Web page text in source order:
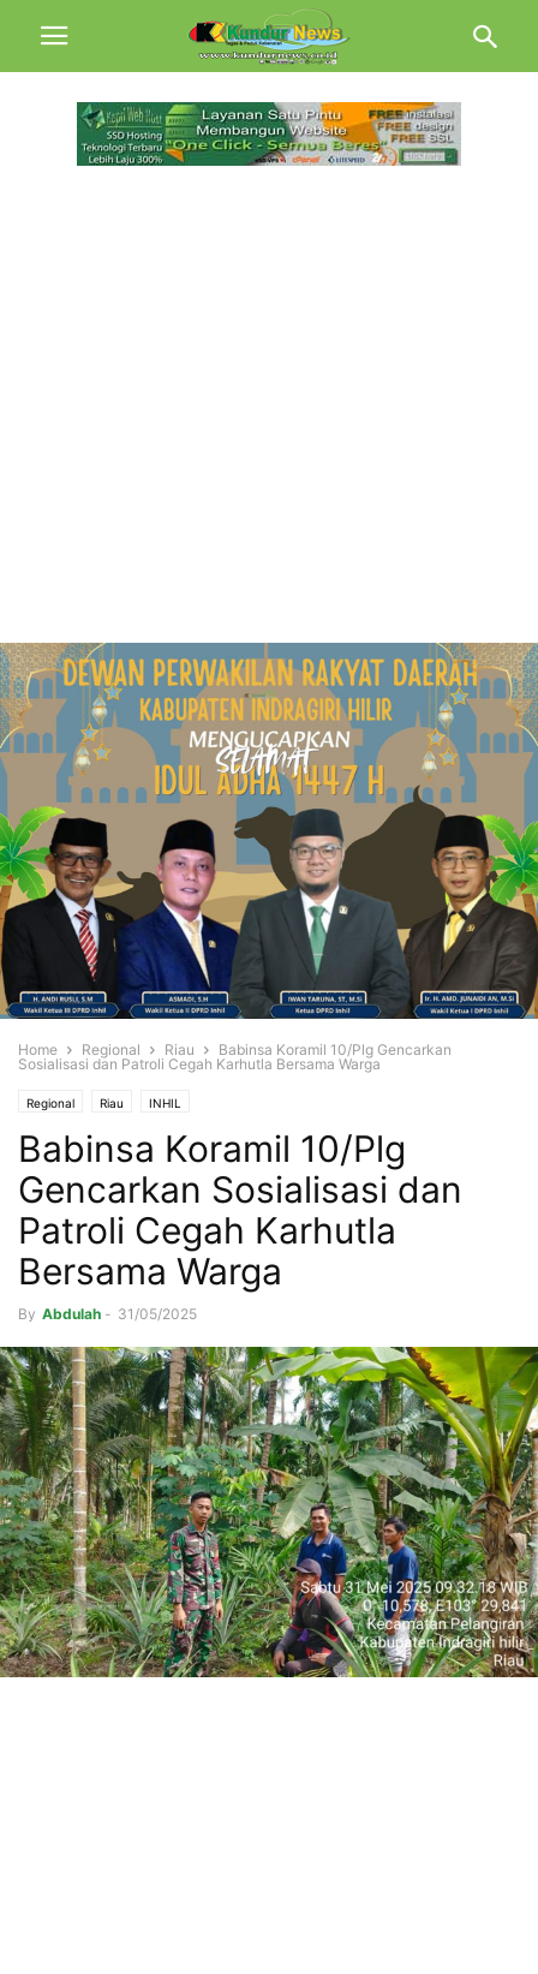
Home Regional Riau
Babinsa Koramil 10/Plg Gencarkan
Sosialisasi dan Patroli Cegah Karhutla Bersama Warga
Regional Riau INHIL
Babinsa Koramil 10/Plg
Gencarkan Sosialisasi dan
Patroli Cegah Karhutla
Bersama Warga
By Abdulah - 31/05/2025